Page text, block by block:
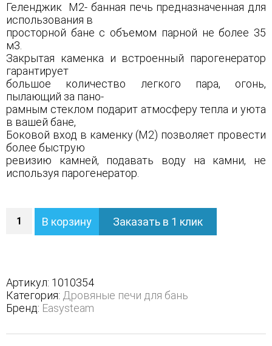
Геленджик М2- банная печь предназначенная для
использования в
просторной бане с объемом парной не более 35
м3.
Закрытая каменка и встроенный парогенератор
гарантирует
большое количество легкого пара, огонь,
пылающий за пано-
рамным стеклом подарит атмосферу тепла и уюта
в вашей бане,
Боковой вход в каменку (М2) позволяет провести
более быструю
ревизию камней, подавать воду на камни, не
используя парогенератор.
Печь
Геленджик
модель
-
Исполнение
дверки
В корзину Заказать в 1 клик
Артикул: 1010354
Категория: Дровяные печи для бань
Бренд: Easysteam